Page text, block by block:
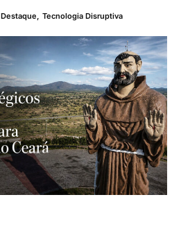
Destaque,Tecnologia Disruptiva